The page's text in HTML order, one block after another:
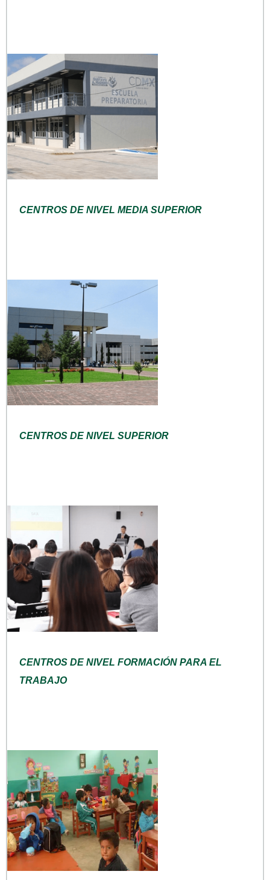
CENTROS DE NIVEL MEDIA SUPERIOR
CENTROS DE NIVEL SUPERIOR
CENTROS DE NIVEL FORMACIÓN PARA EL
TRABAJO